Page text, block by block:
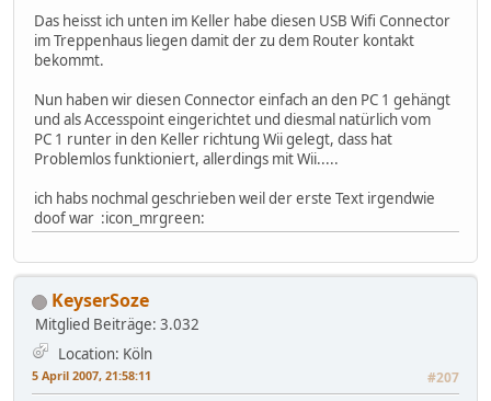
Das heisst ich unten im Keller habe diesen USB Wifi Connector
im Treppenhaus liegen damit der zu dem Router kontakt
bekommt.
Nun haben wir diesen Connector einfach an den PC 1 gehängt
und als Accesspoint eingerichtet und diesmal natürlich vom
PC 1 runter in den Keller richtung Wii gelegt, dass hat
Problemlos funktioniert, allerdings mit Wii.....
ich habs nochmal geschrieben weil der erste Text irgendwie
doof war :icon_mrgreen:
KeyserSoze
Mitglied Beiträge: 3.032
Location: Köln
5 April 2007, 21:58:11 #207